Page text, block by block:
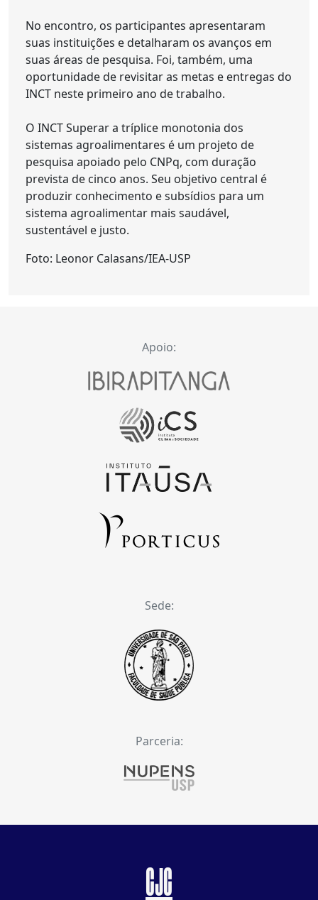
No encontro, os participantes apresentaram
suas instituições e detalharam os avanços em
suas áreas de pesquisa. Foi, também, uma
oportunidade de revisitar as metas e entregas do
INCT neste primeiro ano de trabalho.
O INCT Superar a tríplice monotonia dos
sistemas agroalimentares é um projeto de
pesquisa apoiado pelo CNPq, com duração
prevista de cinco anos. Seu objetivo central é
produzir conhecimento e subsídios para um
sistema agroalimentar mais saudável,
sustentável e justo.
Foto: Leonor Calasans/IEA-USP
Apoio:
Sede:
Parceria:
CJC